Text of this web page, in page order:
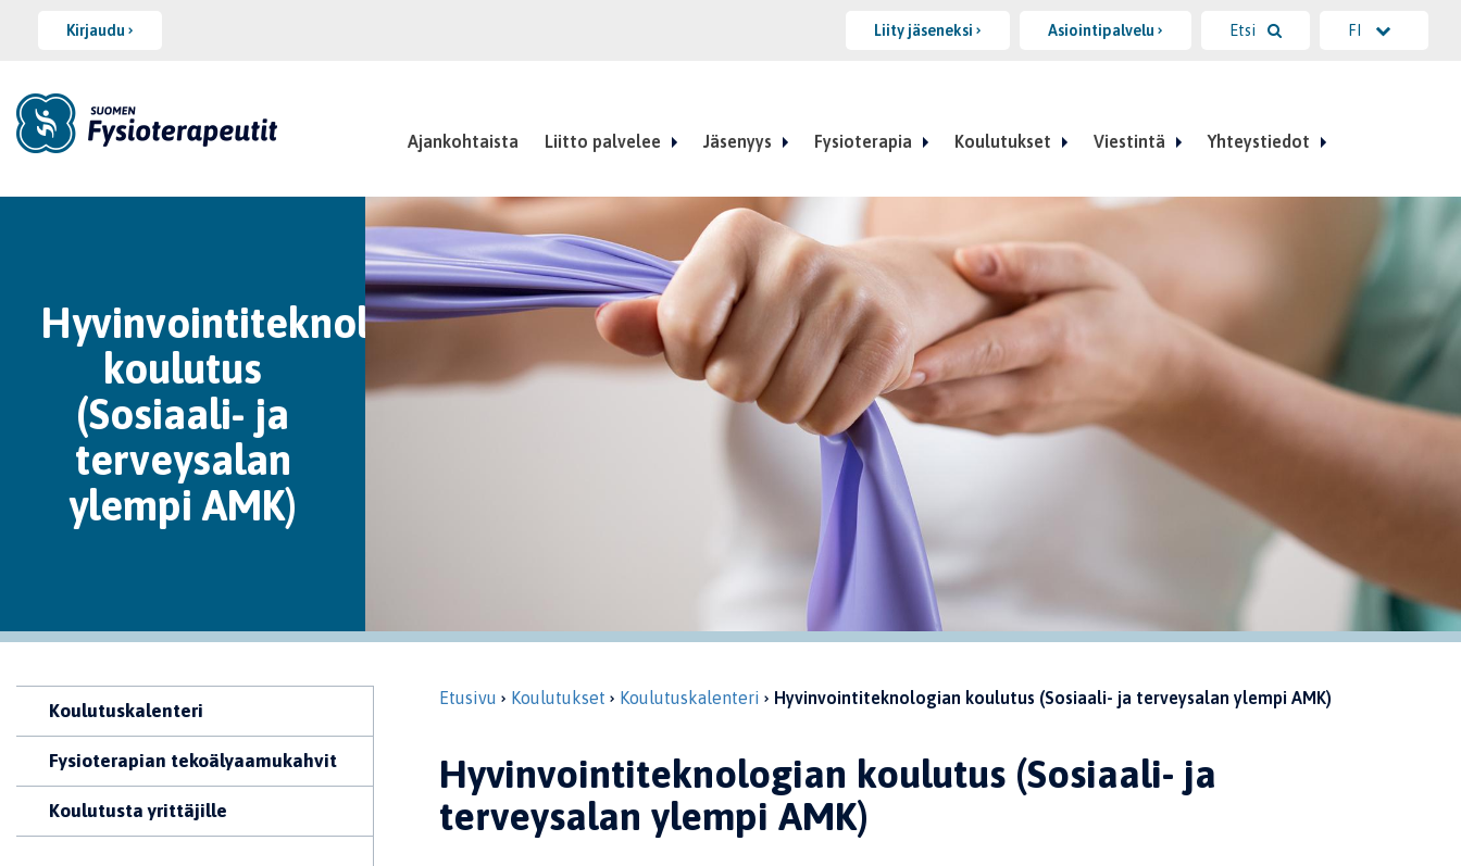
Kirjaudu Liity jäseneksi Asiointipalvelu Etsi FI
Ajankohtaista Liitto palvelee Jäsenyys Fysioterapia Koulutukset Viestintä Yhteystiedot
Hyvinvointiteknologian
koulutus
(Sosiaali- ja
terveysalan
ylempi AMK)
Koulutuskalenteri
Fysioterapian tekoälyaamukahvit
Koulutusta yrittäjille
Etusivu Koulutukset Koulutuskalenteri Hyvinvointiteknologian koulutus (Sosiaali- ja terveysalan ylempi AMK)
Hyvinvointiteknologian koulutus (Sosiaali- ja
terveysalan ylempi AMK)